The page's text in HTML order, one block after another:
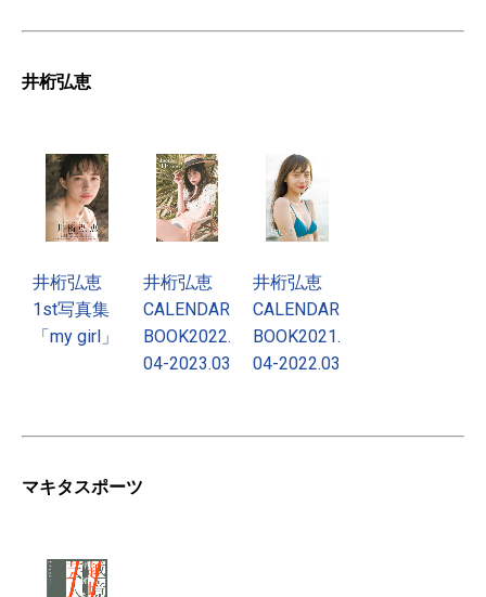
井桁弘恵
井桁弘恵
1st写真集
「my girl」
井桁弘恵
CALENDAR
BOOK2022.
04-2023.03
井桁弘恵
CALENDAR
BOOK2021.
04-2022.03
マキタスポーツ